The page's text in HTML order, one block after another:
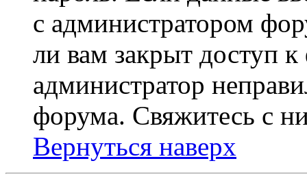
с администратором
ли вам закрыт доступ
администратор
форума. Свяжитесь с
Вернуться наверх